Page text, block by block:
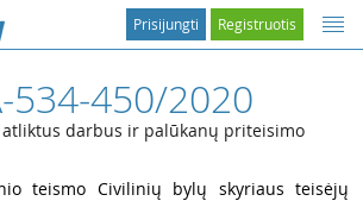
Registruotis
Prisijungti
534-450/2020
darbus ir palūkanų priteisimo
teismo Civilinių bylų skyriaus teisėjų